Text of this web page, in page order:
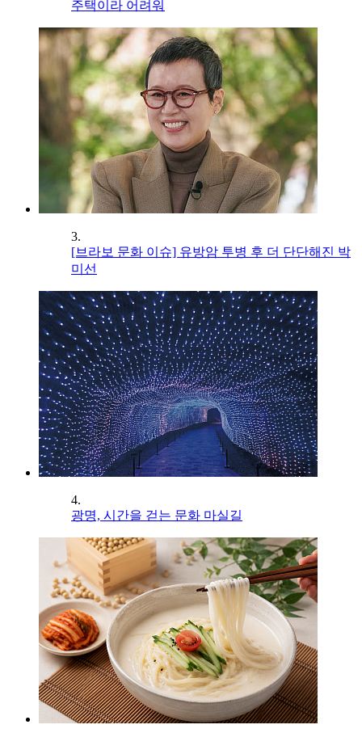
주택이라 어려워
3.
[브라보 문화 이슈] 유방암 투병 후 더 단단해진 박
미선
4.
광명, 시간을 걷는 문화 마실길